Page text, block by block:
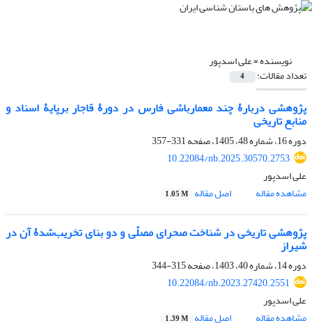
نویسنده =علی اسدپور
تعداد مقالات: 4
پژوهشی دربارۀ چند معمارباشی‌ فارس در دورۀ قاجار برپایۀ اسناد و
منابع تاریخی
دوره 16، شماره 48، 1405، صفحه
331-357
10.22084/nb.2025.30570.2753
علی اسدپور
مشاهده مقاله
اصل مقاله 1.05 M
پژوهشی تاریخی در شناخت صحرای مصلّی و دو بنای تخریب‌شدۀ آن در
شیراز
دوره 14، شماره 40، 1403، صفحه
315-344
10.22084/nb.2023.27420.2551
علی اسدپور
مشاهده مقاله
اصل مقاله 1.39 M